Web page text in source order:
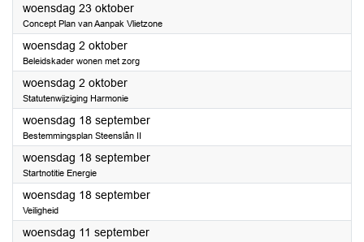
woensdag 23 oktober2024
Concept Plan van Aanpak Vlietzone
woensdag 2 oktober2024
Beleidskader wonen met zorg
woensdag 2 oktober2024
Statutenwijziging Harmonie
woensdag 18 september2024
Bestemmingsplan Steenslân II
woensdag 18 september2024
Startnotitie Energie
woensdag 18 september2024
Veiligheid
woensdag 11 september2024